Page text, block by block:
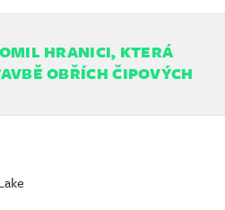
HRANICI, KTERÁ
OBŘÍCH ČIPOVÝCH